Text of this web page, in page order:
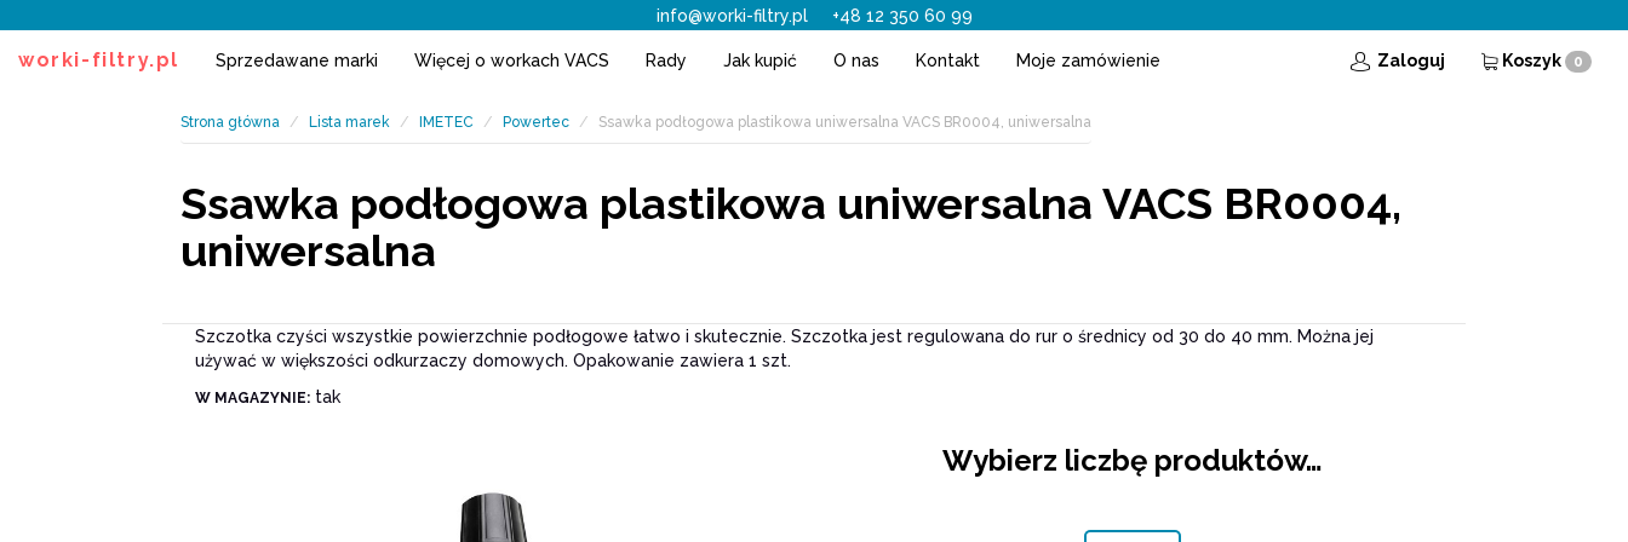
info@worki-filtry.pl +48 12 350 60 99
worki-filtry.pl Zaloguj Koszyk 0
Sprzedawane marki Więcej o workach VACS Rady Jak kupić O nas Kontakt Moje zamówienie
Strona główna Lista marek IMETEC Powertec Ssawka podłogowa plastikowa uniwersalna VACS BR0004, uniwersalna
Ssawka podłogowa plastikowa uniwersalna VACS BR0004,
uniwersalna
Szczotka czyści wszystkie powierzchnie podłogowe łatwo i skutecznie. Szczotka jest regulowana do rur o średnicy od 30 do 40 mm. Można jej
używać w większości odkurzaczy domowych. Opakowanie zawiera 1 szt.
W MAGAZYNIE: tak
Wybierz liczbę produktów…